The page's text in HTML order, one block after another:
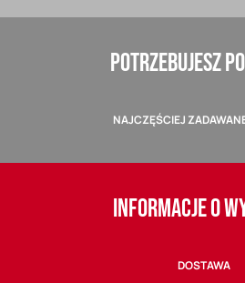
POTRZEBUJESZ
NAJCZĘŚCIEJ
INFORMACJE O
DOSTAWA